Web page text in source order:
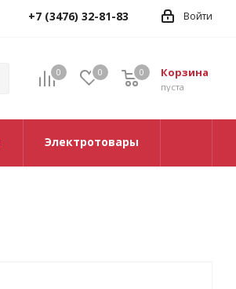
Войти
+7 (3476) 32-81-83
0 0 Корзина
0
пуста
0
Электротовары